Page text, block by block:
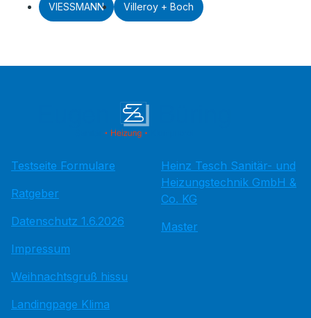
VIESSMANN Villeroy + Boch
Testseite Formulare
Ratgeber
Datenschutz 1.6.2026
Impressum
Weihnachtsgruß hissu
Landingpage Klima
Heinz Tesch Sanitär- und
Heizungstechnik GmbH &
Co. KG
Master